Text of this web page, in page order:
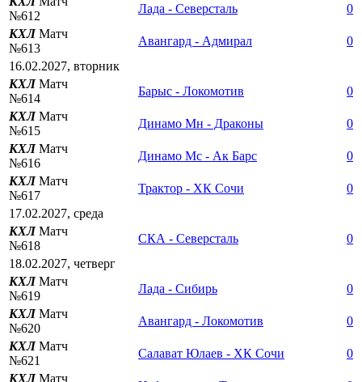
№612
Лада - Северсталь
0
КХЛМатч
№613
Авангард - Адмирал
0
16.02.2027, вторник
КХЛМатч
№614
Барыс - Локомотив
0
КХЛМатч
№615
Динамо Мн - Драконы
0
КХЛМатч
№616
Динамо Мс - Ак Барс
0
КХЛМатч
№617
Трактор - ХК Сочи
0
17.02.2027, среда
КХЛМатч
№618
СКА - Северсталь
0
18.02.2027, четверг
КХЛМатч
№619
Лада - Сибирь
0
КХЛМатч
№620
Авангард - Локомотив
0
КХЛМатч
№621
Салават Юлаев - ХК Сочи
0
КХЛМатч